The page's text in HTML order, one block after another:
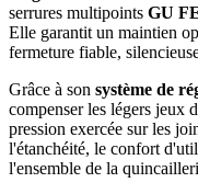
serrures multipoints GU
Elle garantit un maintien
fermeture fiable,
Grâce à son système de
compenser les légers jeux
pression exercée sur les
l'étanchéité, le confort
l'ensemble de la